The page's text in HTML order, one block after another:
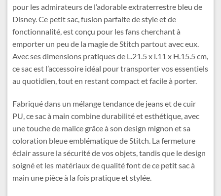
pour les admirateurs de l’adorable extraterrestre bleu de
Disney. Ce petit sac, fusion parfaite de style et de
fonctionnalité, est conçu pour les fans cherchant à
emporter un peu de la magie de Stitch partout avec eux.
Avec ses dimensions pratiques de L.21.5 x l.11 x H.15.5 cm,
ce sac est l’accessoire idéal pour transporter vos essentiels
au quotidien, tout en restant compact et facile à porter.
Fabriqué dans un mélange tendance de jeans et de cuir
PU, ce sac à main combine durabilité et esthétique, avec
une touche de malice grâce à son design mignon et sa
coloration bleue emblématique de Stitch. La fermeture
éclair assure la sécurité de vos objets, tandis que le design
soigné et les matériaux de qualité font de ce petit sac à
main une pièce à la fois pratique et stylée.